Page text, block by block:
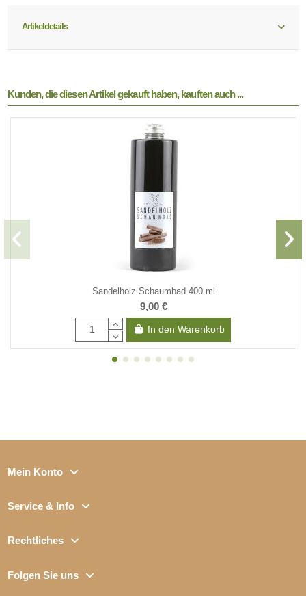
Artikeldetails
Kunden, die diesen Artikel gekauft haben, kauften auch ...
Sandelholz Schaumbad 400 ml
9,00 €
In den Warenkorb
Mein Konto
Service & Info
Rechtliches
Folgen Sie uns